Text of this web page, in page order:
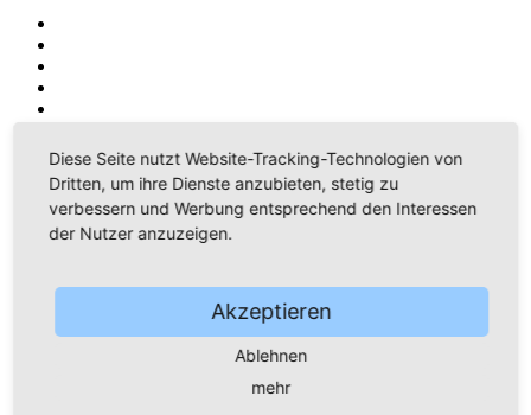
Home
Wanderparadies
Wintersportzentrum
Musikstadt
Bürger & Rathaus
Bürgerstiftung
Verwaltung
Familie Bildung Soziales
Kindergarten & Hort
Diese Seite nutzt Website-Tracking-Technologien von
Dritten, um ihre Dienste anzubieten, stetig zu
verbessern und Werbung entsprechend den Interessen
der Nutzer anzuzeigen.
Akzeptieren
Ablehnen
mehr